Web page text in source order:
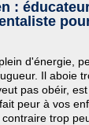
:
d'énergie,
Il aboie
pas obéir,
peur à vos
trop